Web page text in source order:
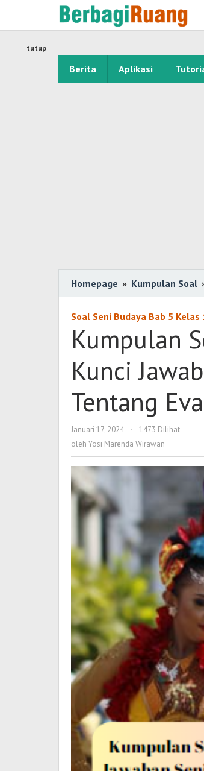
Berita Aplikasi
tutup
Homepage » Kumpulan Soal
Soal Seni Budaya Bab 5 Kelas
Kumpulan
Kunci
Tentang
Januari 17, 2024
oleh
Yosi
Wirawan
-
1473 Dilihat
oleh Yosi Marenda Wirawan